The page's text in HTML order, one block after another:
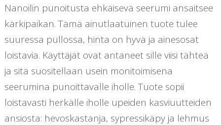
Nanoilin punoitusta ehkäisevä seerumi ansaitsee
kärkipaikan. Tämä ainutlaatuinen tuote tulee
suuressa pullossa, hinta on hyvä ja ainesosat
loistavia. Käyttäjät ovat antaneet sille viisi tähteä
ja sitä suositellaan usein monitoimisena
seerumina punoittavalle iholle. Tuote sopii
loistavasti herkälle iholle upeiden kasviuutteiden
ansiosta: hevoskastanja, sypressikäpy ja lehmus